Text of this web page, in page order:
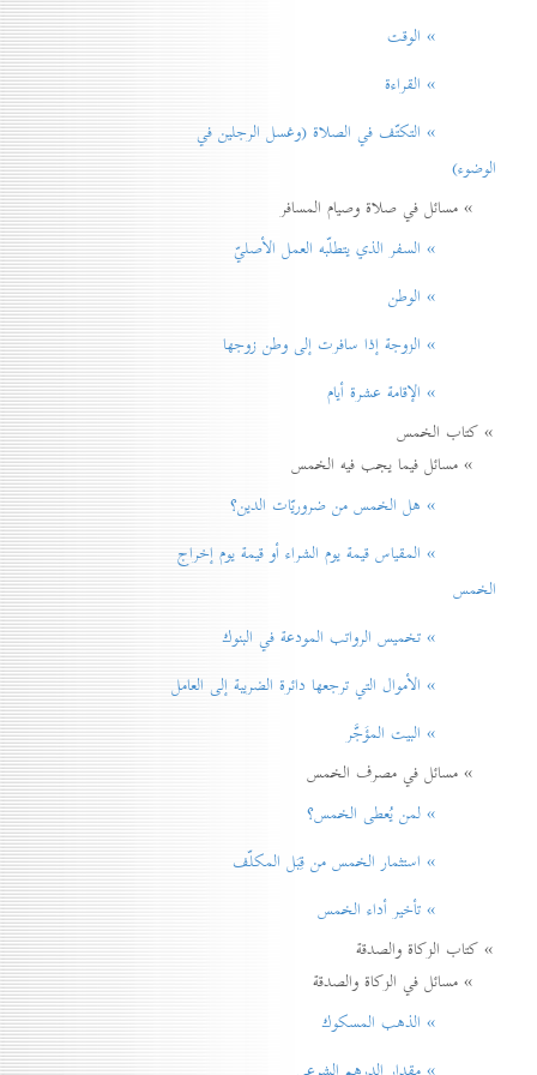
» الوقت
» القراءة
» التكتّف في الصلاة (وغسل الرجلين في
الوضوء)
» مسائل في صلاة وصيام المسافر
» السفر الذي يتطلّبه العمل الأصليّ
» الوطن
» الزوجة إذا سافرت إلی وطن زوجها
» الإقامة عشرة أيام
» كتاب الخمس
» مسائل فيما يجب فيه الخمس
» هل الخمس من ضروريّات الدين؟
» المقياس قيمة يوم الشراء أو قيمة يوم إخراج
الخمس
» تخميس الرواتب المودعة في البنوك
» الأموال التي ترجعها دائرة الضريبة إلی العامل
» البيت المؤَجَّر
» مسائل في مصرف الخمس
» لمن يُعطی الخمس؟
» استثمار الخمس من قِبَل المكلّف
» تأخير أداء الخمس
» كتاب الزكاة والصدقة
» مسائل في الزكاة والصدقة
» الذهب المسكوك